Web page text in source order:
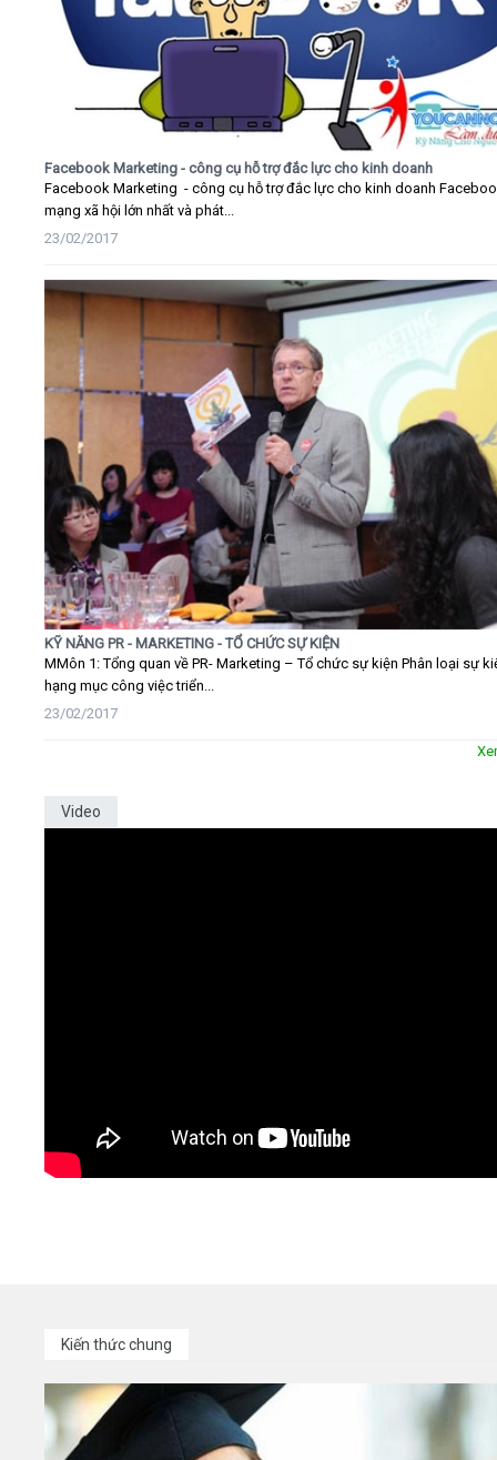
Facebook Marketing - công cụ hỗ trợ đắc lực cho kinh doanh
Facebook Marketing - công cụ hỗ trợ đắc lực cho kinh doanh
mạng xã hội lớn nhất và phát...
23/02/2017
KỸ NĂNG PR - MARKETING - TỔ CHỨC SỰ KIỆN
MMôn 1: Tổng quan về PR- Marketing – Tổ chức sự kiện Phân loại sự
hạng mục công việc triển...
23/02/2017
Video
Kiến thức chung